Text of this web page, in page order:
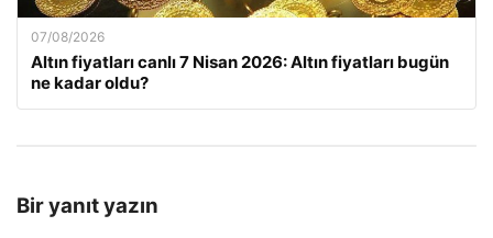
07/08/2026
Altın fiyatları canlı 7 Nisan 2026: Altın fiyatları bugün
ne kadar oldu?
Bir yanıt yazın